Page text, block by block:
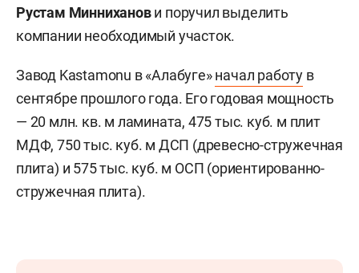
Рустам Минниханови поручил выделить
компании необходимый участок.
Завод Kastamonu в «Алабуге»начал работу в
сентябре прошлого года. Его годовая мощность
— 20 млн. кв. м ламината, 475 тыс. куб. м плит
МДФ, 750 тыс. куб. м ДСП (древесно-стружечная
плита) и 575 тыс. куб. м ОСП (ориентированно-
стружечная плита).